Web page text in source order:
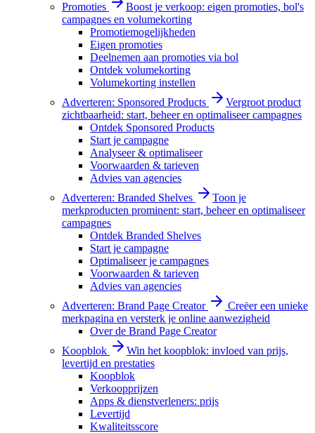
Promoties
Boost je verkoop: eigen promoties, bol's
campagnes en volumekorting
Promotiemogelijkheden
Eigen promoties
Deelnemen aan promoties via bol
Ontdek volumekorting
Volumekorting instellen
Adverteren: Sponsored Products
Vergroot product
zichtbaarheid: start, beheer en optimaliseer campagnes
Ontdek Sponsored Products
Start je campagne
Analyseer & optimaliseer
Voorwaarden & tarieven
Advies van agencies
Adverteren: Branded Shelves
Toon je
merkproducten prominent: start, beheer en optimaliseer
campagnes
Ontdek Branded Shelves
Start je campagne
Optimaliseer je campagnes
Voorwaarden & tarieven
Advies van agencies
Adverteren: Brand Page Creator
Creëer een unieke
merkpagina en versterk je online aanwezigheid
Over de Brand Page Creator
Koopblok
Win het koopblok: invloed van prijs,
levertijd en prestaties
Koopblok
Verkoopprijzen
Apps & dienstverleners: prijs
Levertijd
Kwaliteitsscore